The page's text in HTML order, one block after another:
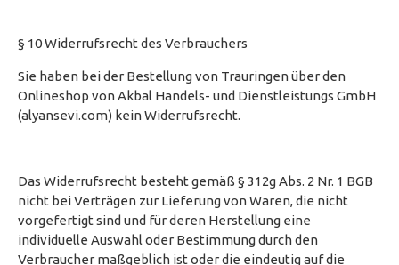
§ 10 Widerrufsrecht des Verbrauchers
Sie haben bei der Bestellung von Trauringen über den
Onlineshop von Akbal Handels- und Dienstleistungs GmbH
(alyansevi.com) kein Widerrufsrecht.
Das Widerrufsrecht besteht gemäß § 312g Abs. 2 Nr. 1 BGB
nicht bei Verträgen zur Lieferung von Waren, die nicht
vorgefertigt sind und für deren Herstellung eine
individuelle Auswahl oder Bestimmung durch den
Verbraucher maßgeblich ist oder die eindeutig auf die